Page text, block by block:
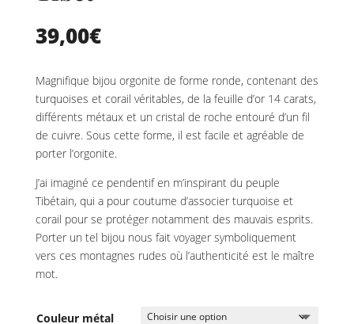
39,00€
Magnifique bijou orgonite de forme ronde, contenant des
turquoises et corail véritables, de la feuille d’or 14 carats,
différents métaux et un cristal de roche entouré d’un fil
de cuivre. Sous cette forme, il est facile et agréable de
porter l’orgonite.
J’ai imaginé ce pendentif en m’inspirant du peuple
Tibétain, qui a pour coutume d’associer turquoise et
corail pour se protéger notamment des mauvais esprits.
Porter un tel bijou nous fait voyager symboliquement
vers ces montagnes rudes où l’authenticité est le maître
mot.
Couleur métal